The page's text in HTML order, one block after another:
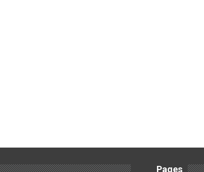
Pages